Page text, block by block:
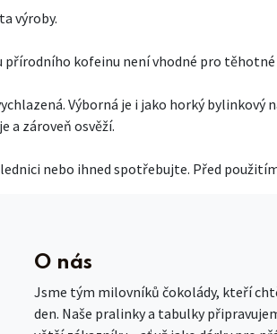
výroby.
přírodního kofeinu není vhodné pro těhotné
Výborná je i jako horký bylinkový
a zároveň osvěží.
nebo ihned spotřebujte. Před
O nás
Jsme tým milovníků čokolády, kteří
den. Naše pralinky a tabulky